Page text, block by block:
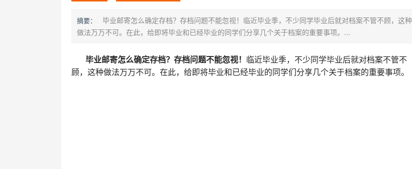
摘要：
毕业邮寄怎么确定存档？存档问题不能忽视！临近毕业季，不少同学毕业后就对档案不管不顾，这种
做法万万不可。在此，给即将毕业和已经毕业的同学们分享几个关于档案的重要事项。...
毕业邮寄怎么确定存档？存档问题不能忽视！ 临近毕业季，不少同学毕业后就对档案不管不
顾，这种做法万万不可。在此，给即将毕业和已经毕业的同学们分享几个关于档案的重要事项。